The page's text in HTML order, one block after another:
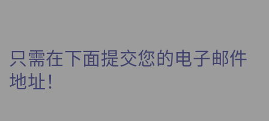
只需在下面提交您的电子邮件
地址！